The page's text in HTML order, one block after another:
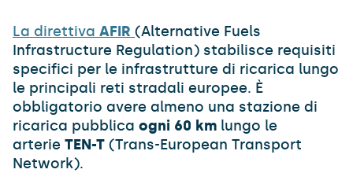
La direttiva AFIR (Alternative Fuels
Infrastructure Regulation) stabilisce requisiti
specifici per le infrastrutture di ricarica lungo
le principali reti stradali europee. È
obbligatorio avere almeno una stazione di
ricarica pubblica ogni 60 km lungo le
arterie TEN-T (Trans-European Transport
Network).